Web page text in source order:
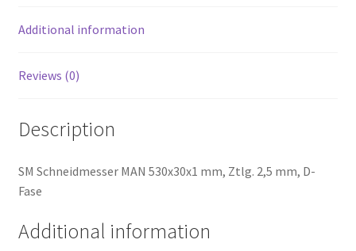
Additional information
Reviews (0)
Description
SM Schneidmesser MAN 530x30x1 mm, Ztlg. 2,5 mm, D-
Fase
Additional information